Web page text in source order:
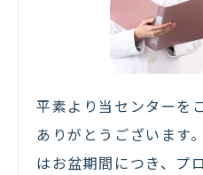
平素より当センターを
ありがとうございま
はお盆期間につき、プ